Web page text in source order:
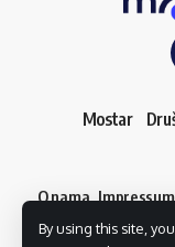
By using this site,
Mostar
O nama Impressum
Dojavi vijest
©